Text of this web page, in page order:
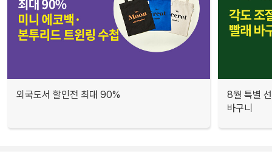
외국도서 할인전 최대 90%
8월 특별
바구니